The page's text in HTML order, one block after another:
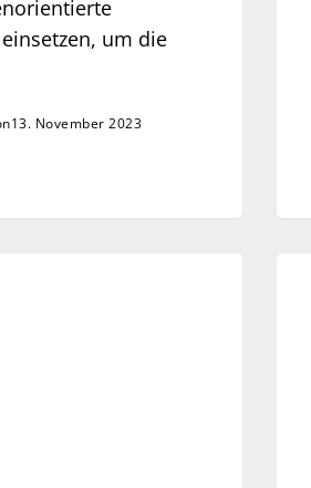
um die
13. November 2023